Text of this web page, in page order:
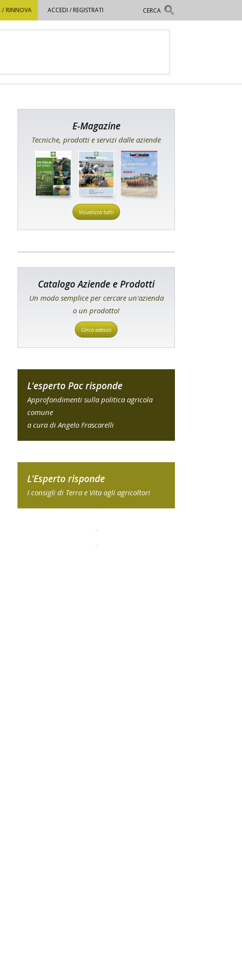
/ RINNOVA ACCEDI / REGISTRATI
E-Magazine
Tecniche, prodotti e servizi dalle aziende
Visualizza tutti
Catalogo Aziende e Prodotti
Un modo semplice per cercare un'azienda
o un prodotto!
Cerca adesso
L'esperto Pac risponde
Approfondimenti sulla politica agricola
comune
a cura di Angelo Frascarelli
L'Esperto risponde
I consigli di Terra e Vita agli agricoltori